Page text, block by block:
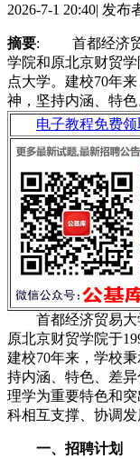
2026-7-1 20:40| 发布
摘要: 首都经济贸
学院和原北京财贸
点大学。建校70年
神，坚持内涵、特
电子教程免费领
首都经济贸易大
原北京财贸学院于
建校70年来，学校
持内涵、特色、差
理学为重要特色和
科相互支撑、协调发
一、招聘计划